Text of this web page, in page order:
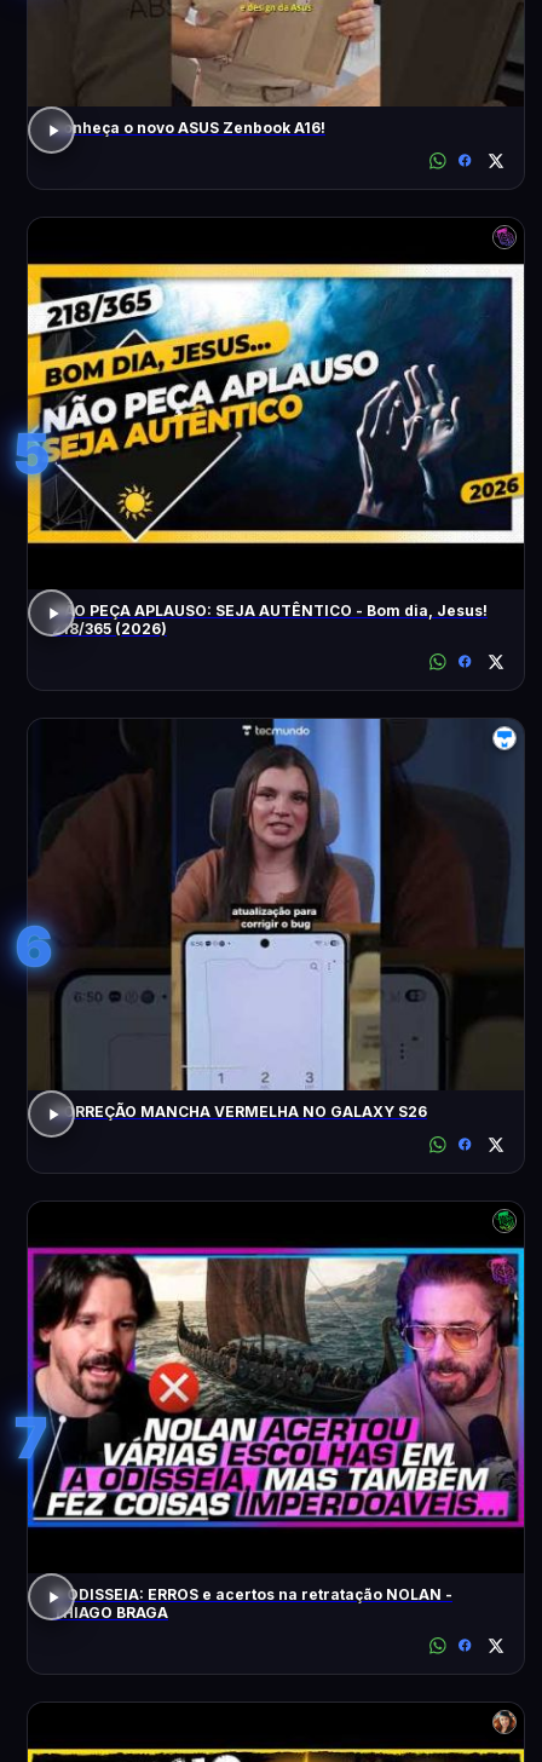
Conheça o novo ASUS Zenbook A16!
5
NÃO PEÇA APLAUSO: SEJA AUTÊNTICO - Bom dia, Jesus!
218/365 (2026)
6
CORREÇÃO MANCHA VERMELHA NO GALAXY S26
7
A ODISSEIA: ERROS e acertos na retratação NOLAN -
THIAGO BRAGA